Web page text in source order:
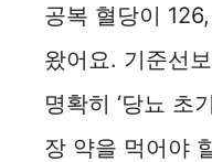
공복 혈당이
왔어요. 기준선
명확히 ‘당뇨 초
장 약을 먹어야